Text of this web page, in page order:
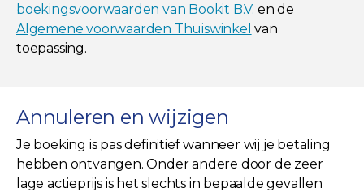
boekingsvoorwaarden van Bookit B.V. en de
Algemene voorwaarden Thuiswinkel van
toepassing.
Annuleren en wijzigen
Je boeking is pas definitief wanneer wij je betaling
hebben ontvangen. Onder andere door de zeer
lage actieprijs is het slechts in bepaalde gevallen